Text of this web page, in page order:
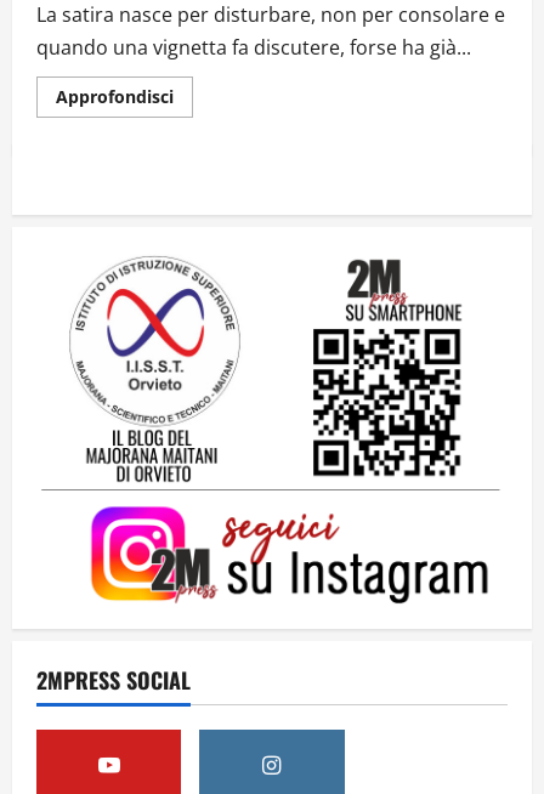
La satira nasce per disturbare, non per consolare e
quando una vignetta fa discutere, forse ha già...
Approfondisci
2MPRESS SOCIAL
2
14 Giugno 2026
3
Orientarsi significa Scegliere. Ogni
gesto lascia un impronta
13 Giugno 2026
4
Come hanno fatto? La scalata lampo del
Como 1907 verso l’Europa
12 Giugno 2026
5